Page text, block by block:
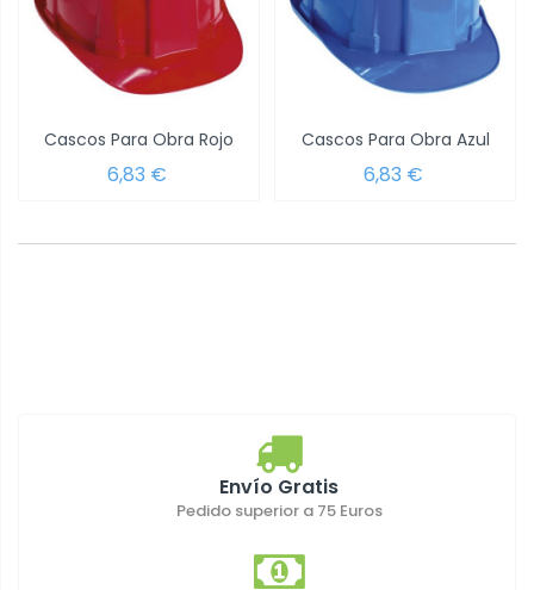
Cascos Para Obra Rojo
6,83 €
Cascos Para Obra Azul
6,83 €
Envío Gratis
Pedido superior a 75 Euros